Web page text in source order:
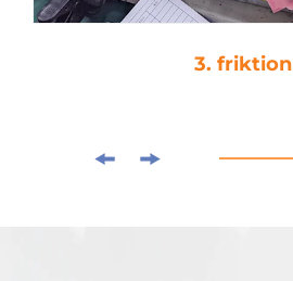
4. droplim